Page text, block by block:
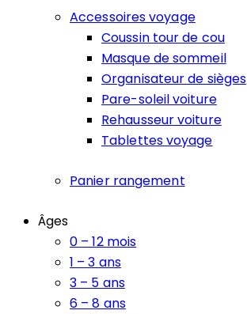
Accessoires voyage
Coussin tour de cou
Masque de sommeil
Organisateur de sièges
Pare-soleil voiture
Rehausseur voiture
Tablettes voyage
Panier rangement
Âges
0 – 12 mois
1 – 3 ans
3 – 5 ans
6 – 8 ans